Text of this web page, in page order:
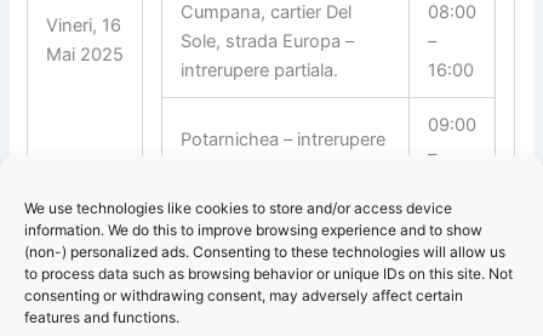
We use technologies like cookies to store and/or access device
information. We do this to improve browsing experience and to show
(non-) personalized ads. Consenting to these technologies will allow us
to process data such as browsing behavior or unique IDs on this site. Not
consenting or withdrawing consent, may adversely affect certain
features and functions.
Vineri, 16
Mai 2025
Cumpana, cartier Del
Sole, strada Europa –
intrerupere partiala.
08:00
–
16:00
Potarnichea – intrerupere
09:00
–